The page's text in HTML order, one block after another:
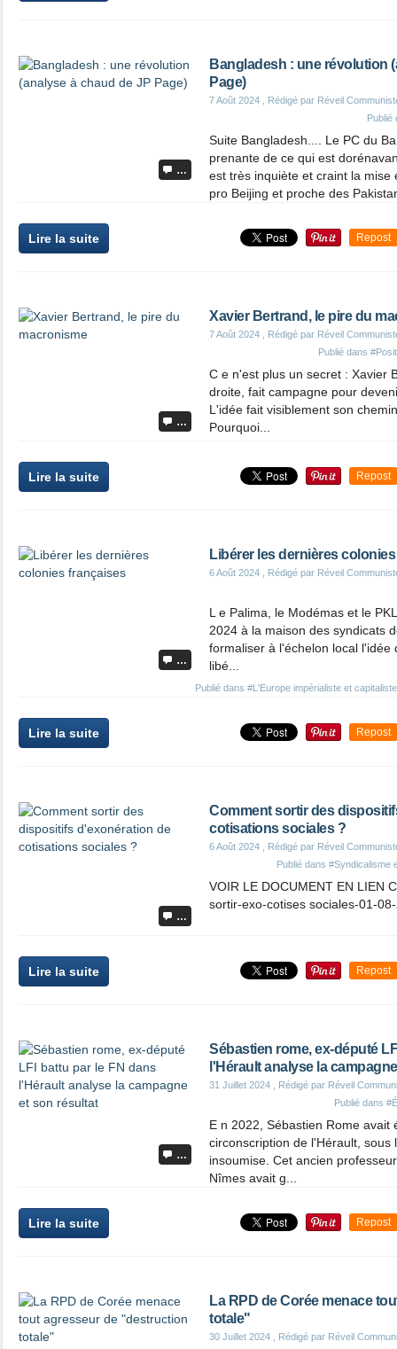
…
Bangladesh : une révolution
Page)
7 Août 2024 , Rédigé par Réveil
Publié
Suite Bangladesh.... Le PC du
prenante de ce qui est
est très inquiète et craint la
pro Beijing et proche des
Lire la suite Repost
…
Xavier Bertrand, le pire du
7 Août 2024 , Rédigé par Réveil
Publié dans
C e n'est plus un secret : Xavier
droite, fait campagne pour
L'idée fait visiblement son
Pourquoi...
Lire la suite Repost
…
Libérer les dernières
6 Août 2024 , Rédigé par Réveil
Publié dans #L'Europe impérialiste et capitaliste
L e Palima, le Modémas et le
2024 à la maison des syndicats
formaliser à l'échelon local
libé...
Lire la suite Repost
…
Comment sortir des
cotisations sociales ?
6 Août 2024 , Rédigé par Réveil
Publié dans #Syndicalisme
VOIR LE DOCUMENT EN LIEN
sortir-exo-cotises sociales-01-
Lire la suite Repost
…
Sébastien rome, ex-député
l'Hérault analyse la
31 Juillet 2024 , Rédigé par Réveil
Publié dans
E n 2022, Sébastien Rome avait
circonscription de l'Hérault, sous
insoumise. Cet ancien
Nîmes avait g...
Lire la suite Repost
La RPD de Corée menace
totale"
30 Juillet 2024 , Rédigé par Réveil